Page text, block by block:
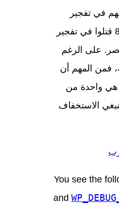
في تفجير
فندق 2005 بشرم الشيخ و 88 قتلوا في تفجير
على الرغم
فمن المهم أن
هي واحدة من
الاستخفاف
You see the
and